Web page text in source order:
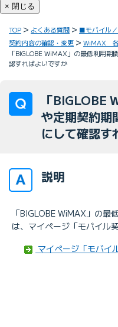
× 閉じる
TOP よくある質問 ■モバイル
契約内容の確認・変更
WiMAX 各
「BIGLOBE WiMAX」の最低利用
認すればよいですか
「BIGLOBE
や定期契約期
にして確認す
説明
「BIGLOBE WiMAX」の最
は、マイページ「モバイル
マイページ「モバイ